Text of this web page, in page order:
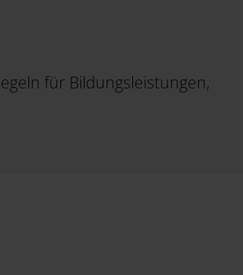
für Bildungsleistungen,